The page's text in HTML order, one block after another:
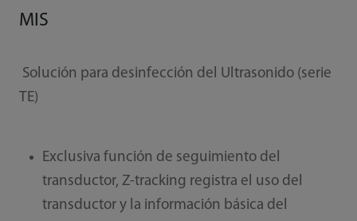
MIS
Solución para desinfección del Ultrasonido (serie
TE)
Exclusiva función de seguimiento del
transductor, Z-tracking registra el uso del
transductor y la información básica del